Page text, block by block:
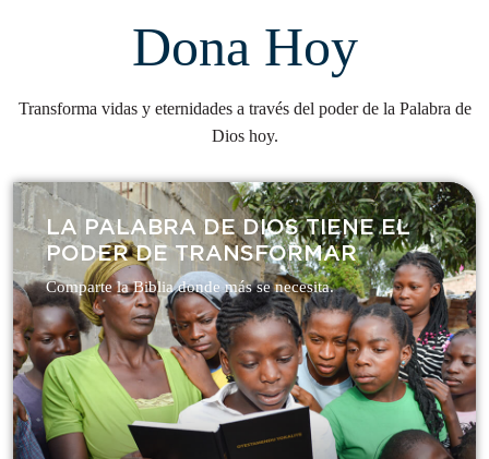
Dona Hoy
Transforma vidas y eternidades a través del poder de la Palabra de
Dios hoy.
LA PALABRA DE DIOS TIENE EL
PODER DE TRANSFORMAR​
Comparte la Biblia donde más se necesita.